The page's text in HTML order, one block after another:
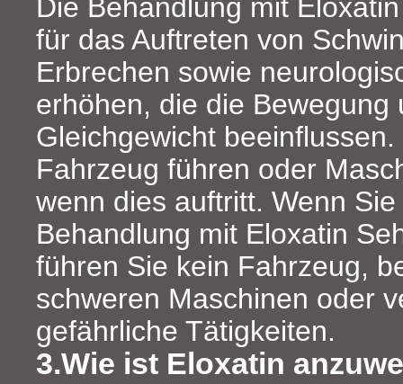
Die Behandlung mit
für das Auftreten von
Erbrechen sowie
erhöhen, die die Bewegung
Gleichgewicht
Fahrzeug führen oder
wenn dies auftritt. Wenn
Behandlung mit Eloxatin
führen Sie kein Fahrzeug,
schweren Maschinen oder
gefährliche Tätigkeiten.
3.Wie ist Eloxatin